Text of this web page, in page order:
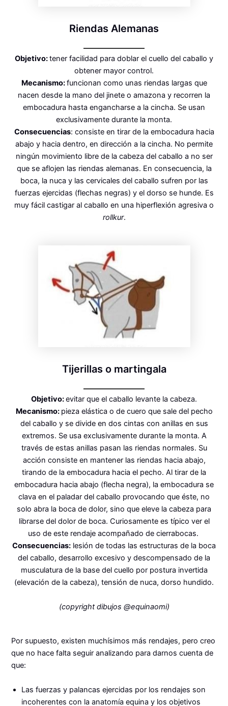
Riendas Alemanas
Objetivo:tener facilidad para doblar el cuello del caballo y
obtener mayor control.
Mecanismo:funcionan como unas riendas largas que
nacen desde la mano del jinete o amazona y recorren la
embocadura hasta engancharse a la cincha. Se usan
exclusivamente durante la monta.
Consecuencias: consiste en tirar de la embocadura hacia
abajo y hacia dentro, en dirección a la cincha. No permite
ningún movimiento libre de la cabeza del caballo a no ser
que se aflojen las riendas alemanas. En consecuencia, la
boca, la nuca y las cervicales del caballo sufren por las
fuerzas ejercidas (flechas negras) y el dorso se hunde. Es
muy fácil castigar al caballo en una hiperflexión agresiva o
rollkur.
Tijerillas o martingala
Objetivo:evitar que el caballo levante la cabeza.
Mecanismo: pieza elástica o de cuero que sale del pecho
del caballo y se divide en dos cintas con anillas en sus
extremos. Se usa exclusivamente durante la monta. A
través de estas anillas pasan las riendas normales. Su
acción consiste en mantener las riendas hacia abajo,
tirando de la embocadura hacia el pecho. Al tirar de la
embocadura hacia abajo (flecha negra), la embocadura se
clava en el paladar del caballo provocando que éste, no
solo abra la boca de dolor, sino que eleve la cabeza para
librarse del dolor de boca. Curiosamente es típico ver el
uso de este rendaje acompañado de cierrabocas.
Consecuencias: lesión de todas las estructuras de la boca
del caballo, desarrollo excesivo y descompensado de la
musculatura de la base del cuello por postura invertida
(elevación de la cabeza), tensión de nuca, dorso hundido.
(copyright dibujos @equinaomi)
Por supuesto, existen muchísimos más rendajes, pero creo
que no hace falta seguir analizando para darnos cuenta de
que:
Las fuerzas y palancas ejercidas por los rendajes son
incoherentes con la anatomía equina y los objetivos